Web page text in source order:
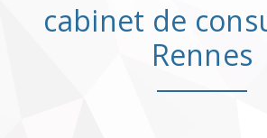
cabinet de
Rennes